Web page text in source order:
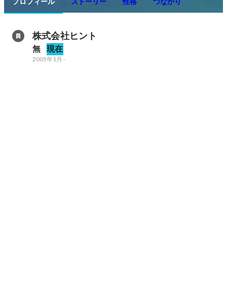
株式会社ヒント
無 現在
2005年1月 -